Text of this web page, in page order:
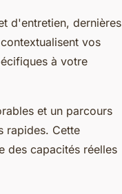
d'entretien, dernières
vos
à votre
et un parcours
rapides. Cette
des capacités réelles